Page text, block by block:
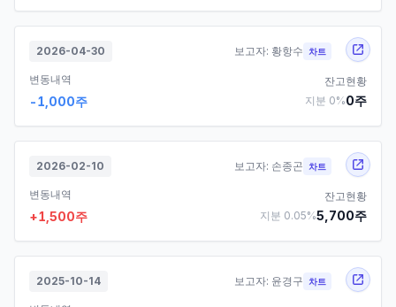
2026-04-30 보고자: 황항수 차트
변동내역
-1,000주
잔고현황
지분 0%0주
2026-02-10 보고자: 손종곤 차트
변동내역
+1,500주
잔고현황
지분 0.05%5,700주
2025-10-14 보고자: 윤경구 차트